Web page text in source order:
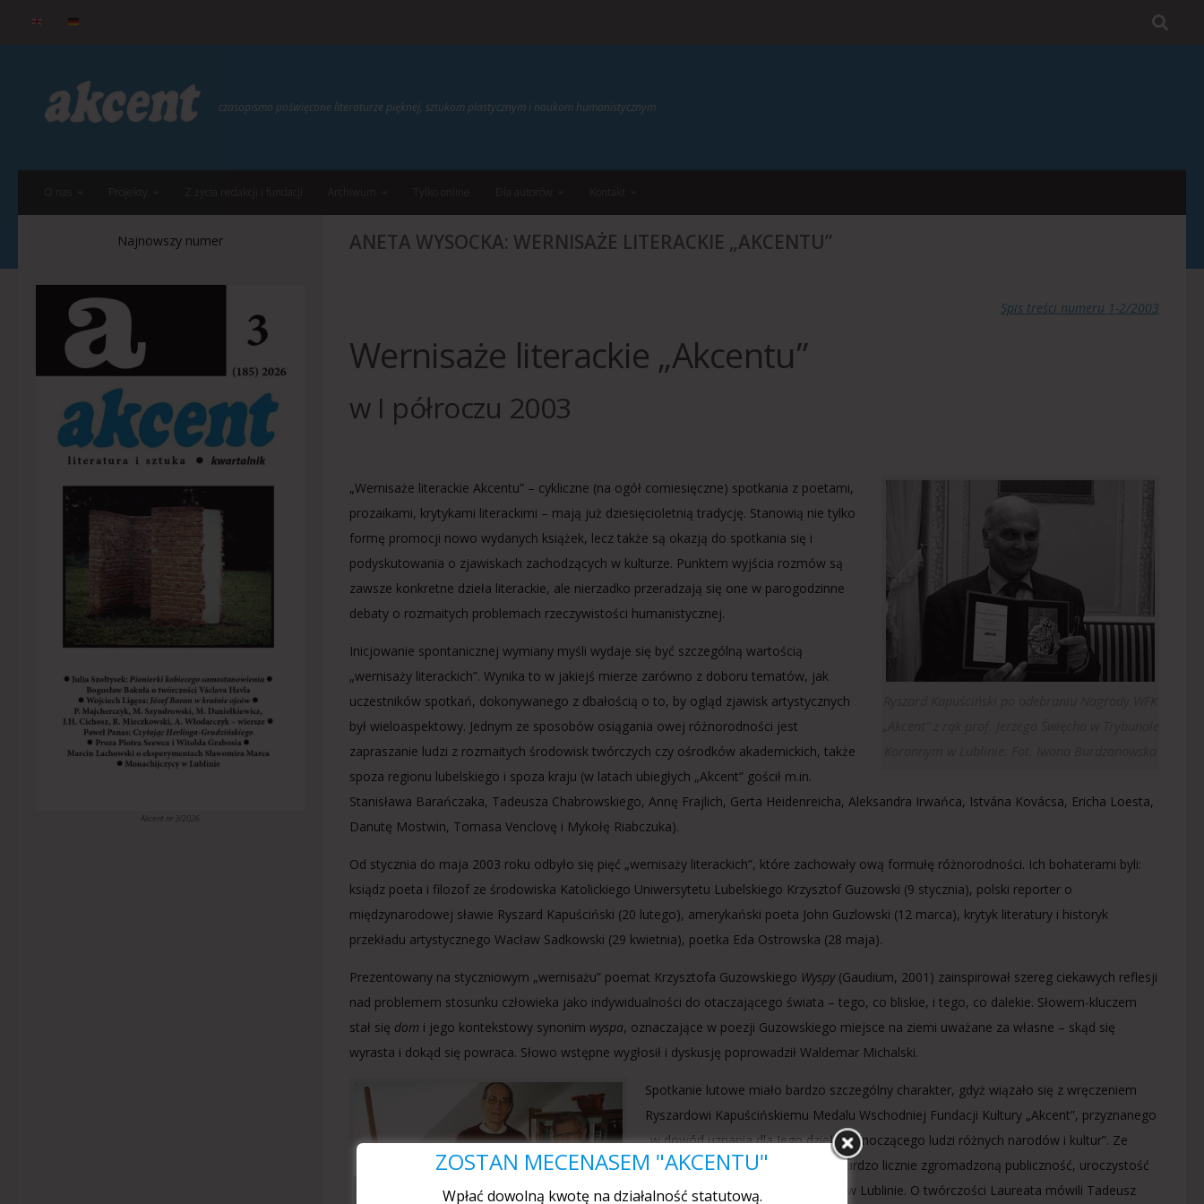
Przejdź do treści
czasopismo poświęcone literaturze pięknej, sztukom plastycznym i naukom humanistycznym
Projekty Z życia redakcji i fundacji Archiwum Tylko online Dla autorów Kontakt
ANETA WYSOCKA: WERNISAŻE LITERACKIE „AKCENTU”
Spis treści numeru 1-2/2003
Wernisaże literackie „Akcentu”
w I półroczu 2003
„Wernisaże literackie Akcentu” – cykliczne (na ogół comiesięczne) spotkania z poetami,
prozaikami, krytykami literackimi – mają już dziesięcioletnią tradycję. Stanowią nie tylko
formę promocji nowo wydanych książek, lecz także są okazją do spotkania się i
podyskutowania o zjawiskach zachodzących w kulturze. Punktem wyjścia rozmów są
zawsze konkretne dzieła literackie, ale nierzadko przeradzają się one w parogodzinne
debaty o rozmaitych problemach rzeczywistości humanistycznej.
Inicjowanie spontanicznej wymiany myśli wydaje się być szczególną wartością
„wernisaży literackich”. Wynika to w jakiejś mierze zarówno z doboru tematów, jak
uczestników spotkań, dokonywanego z dbałością o to, by ogląd zjawisk artystycznych
był wieloaspektowy. Jednym ze sposobów osiągania owej różnorodności jest
zapraszanie ludzi z rozmaitych środowisk twórczych czy ośrodków akademickich, także
spoza regionu lubelskiego i spoza kraju (w latach ubiegłych „Akcent” gościł m.in.
Stanisława Barańczaka, Tadeusza Chabrowskiego, Annę Frajlich, Gerta Heidenreicha, Aleksandra Irwańca, Istvána Kovácsa, Ericha Loesta,
Danutę Mostwin, Tomasa Venclovę i Mykołę Riabczuka).
Od stycznia do maja 2003 roku odbyło się pięć „wernisaży literackich”, które zachowały ową formułę różnorodności. Ich bohaterami byli:
ksiądz poeta i filozof ze środowiska Katolickiego Uniwersytetu Lubelskiego Krzysztof Guzowski (9 stycznia), polski reporter o
międzynarodowej sławie Ryszard Kapuściński (20 lutego), amerykański poeta John Guzlowski (12 marca), krytyk literatury i historyk
przekładu artystycznego Wacław Sadkowski (29 kwietnia), poetka Eda Ostrowska (28 maja).
Prezentowany na styczniowym „wernisażu” poemat Krzysztofa Guzowskiego Wyspy(Gaudium, 2001) zainspirował szereg ciekawych reflesji
nad problemem stosunku człowieka jako indywidualności do otaczającego świata – tego, co bliskie, i tego, co dalekie. Słowem-kluczem
stał się dom i jego kontekstowy synonim wyspa, oznaczające w poezji Guzowskiego miejsce na ziemi uważane za własne – skąd się
wyrasta i dokąd się powraca. Słowo wstępne wygłosił i dyskusję poprowadził Waldemar Michalski.
Spotkanie lutowe miało bardzo szczególny charakter, gdyż wiązało się z wręczeniem
Ryszardowi Kapuścińskiemu Medalu Wschodniej Fundacji Kultury „Akcent”, przyznanego
„w dowód uznania dla Jego dzieła jednoczącego ludzi różnych narodów i kultur”. Ze
względu na swoją rangę, a także bardzo licznie zgromadzoną publiczność, uroczystość
odbyła się w Trybunale Koronnym w Lublinie. O twórczości Laureata mówili Tadeusz
Najnowszy numer
Akcent nr 3/2026
ZOSTAŃ MECENASEM "AKCENTU"
Wpłać dowolną kwotę na działalność statutową.